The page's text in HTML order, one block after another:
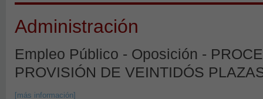
Administración
Empleo Público - Oposición -
PROVISIÓN DE VEINTIDÓS
[más información]